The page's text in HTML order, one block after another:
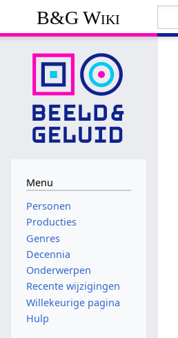
B&G Wiki
Menu
Personen
Producties
Genres
Decennia
Onderwerpen
Recente wijzigingen
Willekeurige pagina
Hulp